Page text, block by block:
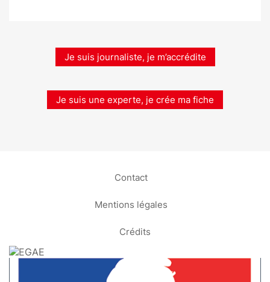
Je suis journaliste, je m’accrédite
Je suis une experte, je crée ma fiche
Contact
Mentions légales
Crédits